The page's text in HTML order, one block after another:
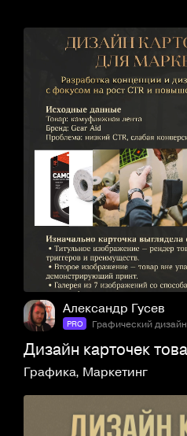
Александр Гусев
PRO Графический дизайн
Графика, Маркетинг